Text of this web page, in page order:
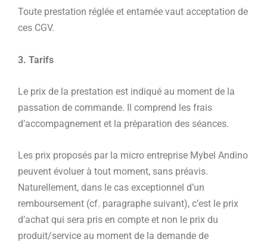
Toute prestation réglée et entamée vaut acceptation de
ces CGV.
3. Tarifs
Le prix de la prestation est indiqué au moment de la
passation de commande. Il comprend les frais
d’accompagnement et la préparation des séances.
Les prix proposés par la micro entreprise Mybel Andino
peuvent évoluer à tout moment, sans préavis.
Naturellement, dans le cas exceptionnel d’un
remboursement (cf. paragraphe suivant), c’est le prix
d’achat qui sera pris en compte et non le prix du
produit/service au moment de la demande de